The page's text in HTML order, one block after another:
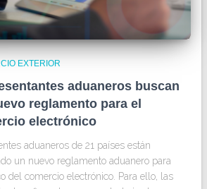
EXTERIOR
aduaneros buscan
reglamento para el
electrónico
aduaneros de 21 países están
un nuevo reglamento aduanero para
del comercio electrónico. Para ello, las